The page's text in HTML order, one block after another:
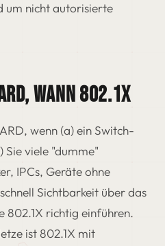
um nicht autorisierte
WANN 802.1X
wenn (a) ein Switch-
Sie viele "dumme"
IPCs, Geräte ohne
Sichtbarkeit über das
802.1X richtig einführen.
ist 802.1X mit